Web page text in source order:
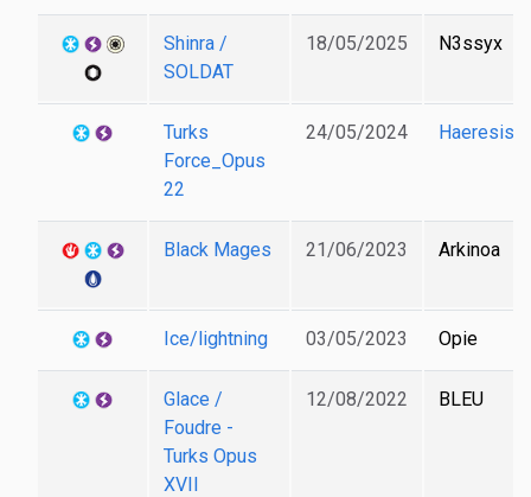
Shinra /
SOLDAT
18/05/2025 N3ssyx
Turks
Force_Opus
22
24/05/2024 Haeresis
Black Mages 21/06/2023 Arkinoa
Ice/lightning 03/05/2023 Opie
Glace /
Foudre -
Turks Opus
XVII
12/08/2022 BLEU